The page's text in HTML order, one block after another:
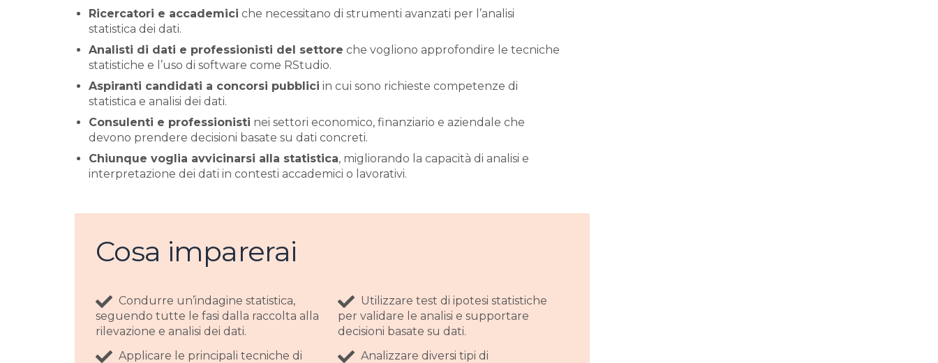
Ricercatori e accademici che necessitano di strumenti avanzati per l’analisi
statistica dei dati.
Analisti di dati e professionisti del settore che vogliono approfondire le tecniche
statistiche e l’uso di software come RStudio.
Aspiranti candidati a concorsi pubblici in cui sono richieste competenze di
statistica e analisi dei dati.
Consulenti e professionisti nei settori economico, finanziario e aziendale che
devono prendere decisioni basate su dati concreti.
Chiunque voglia avvicinarsi alla statistica, migliorando la capacità di analisi e
interpretazione dei dati in contesti accademici o lavorativi.
Cosa imparerai
Condurre un’indagine statistica,
seguendo tutte le fasi dalla raccolta alla
rilevazione e analisi dei dati.
Applicare le principali tecniche di
Utilizzare test di ipotesi statistiche
per validare le analisi e supportare
decisioni basate su dati.
Analizzare diversi tipi di